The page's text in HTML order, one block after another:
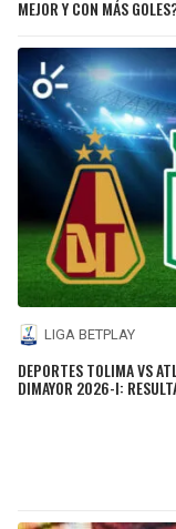
MEJOR Y CON MÁS
LIGA BETPLAY
DEPORTES TOLIMA VS
DIMAYOR 2026-I: